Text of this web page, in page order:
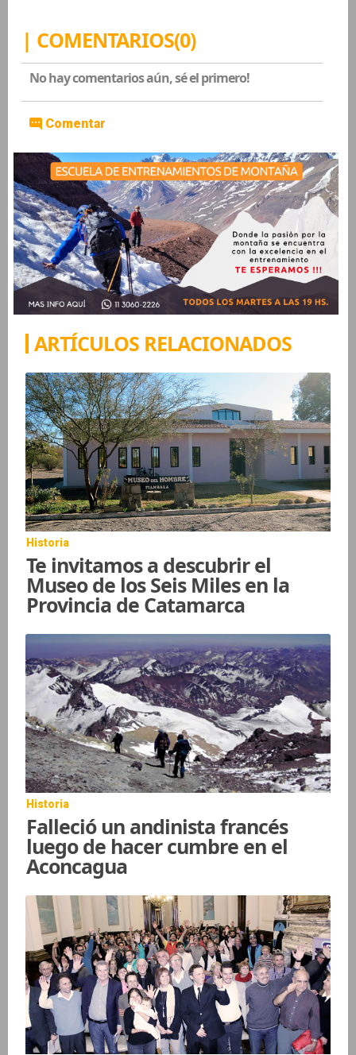
| COMENTARIOS(0)
No hay comentarios aún, sé el primero!
Comentar
ARTÍCULOS RELACIONADOS
Historia
Te invitamos a descubrir el
Museo de los Seis Miles en la
Provincia de Catamarca
Historia
Falleció un andinista francés
luego de hacer cumbre en el
Aconcagua